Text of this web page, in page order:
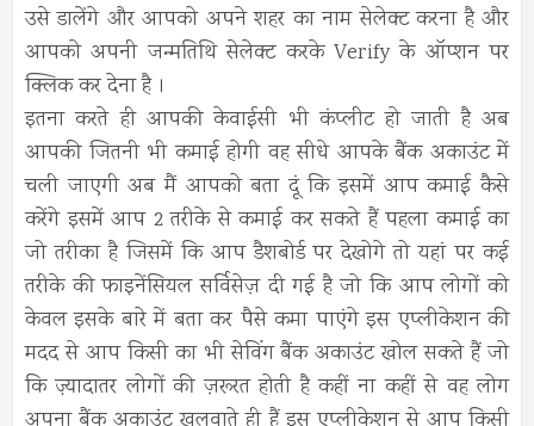
उसे डालेंगे और आपको अपने शहर का नाम सेलेक्ट करना है और
आपको अपनी जन्मतिथि सेलेक्ट करके Verify के ऑप्शन पर
क्लिक कर देना है ।
इतना करते ही आपकी केवाईसी भी कंप्लीट हो जाती है अब
आपकी जितनी भी कमाई होगी वह सीधे आपके बैंक अकाउंट में
चली जाएगी अब मैं आपको बता दूं कि इसमें आप कमाई कैसे
करेंगे इसमें आप 2 तरीके से कमाई कर सकते हैं पहला कमाई का
जो तरीका है जिसमें कि आप डैशबोर्ड पर देखोगे तो यहां पर कई
तरीके की फाइनेंसियल सर्विसेज़ दी गई है जो कि आप लोगों को
केवल इसके बारे में बता कर पैसे कमा पाएंगे इस एप्लीकेशन की
मदद से आप किसी का भी सेविंग बैंक अकाउंट खोल सकते हैं जो
कि ज़्यादातर लोगों की ज़रूरत होती है कहीं ना कहीं से वह लोग